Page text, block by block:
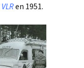
en 1951.